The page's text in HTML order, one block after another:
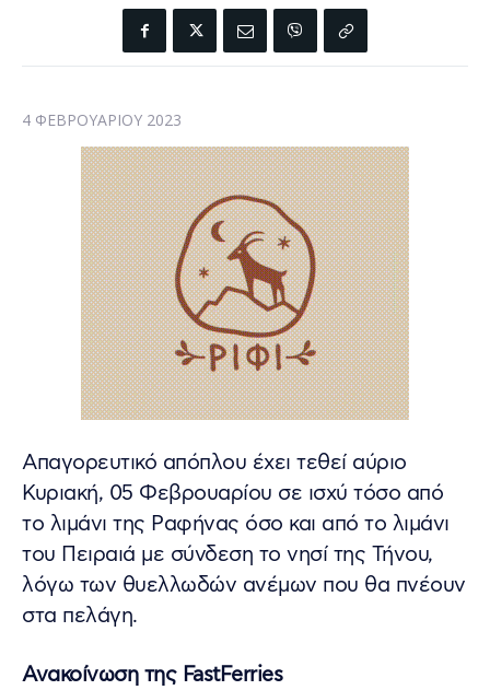
4 ΦΕΒΡΟΥΑΡΊΟΥ 2023
Απαγορευτικό απόπλου έχει τεθεί αύριο
Κυριακή, 05 Φεβρουαρίου σε ισχύ τόσο από
το λιμάνι της Ραφήνας όσο και από το λιμάνι
του Πειραιά με σύνδεση το νησί της Τήνου,
λόγω των θυελλωδών ανέμων που θα πνέουν
στα πελάγη.
Ανακοίνωση της FastFerries